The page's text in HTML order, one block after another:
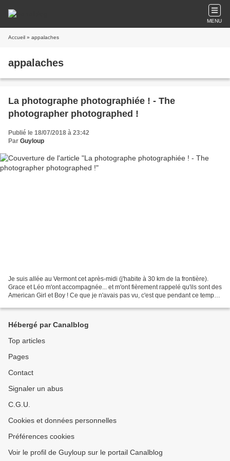
MENU
Accueil » appalaches
appalaches
La photographe photographiée ! - The
photographer photographed !
Publié le 18/07/2018 à 23:42
Par Guyloup
Je suis allée au Vermont cet après-midi (j'habite à 30 km de la frontière).
Grace et Léo m'ont accompagnée... et m'ont fièrement rappelé qu'ils sont des
American Girl et Boy ! Ce que je n'avais pas vu, c'est que pendant ce temps
Hébergé par Canalblog
Top articles
Pages
Contact
Signaler un abus
C.G.U.
Cookies et données personnelles
Préférences cookies
Voir le profil de Guyloup sur le portail Canalblog